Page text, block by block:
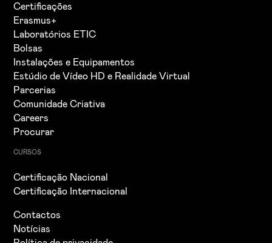
Certificações
Erasmus+
Laboratórios ETIC
Bolsas
Instalações e Equipamentos
Estúdio de Vídeo HD e Realidade Virtual
Parcerias
Comunidade Criativa
Careers
Procurar
CURSOS
Certificação Nacional
Certificação Internacional
Contactos
Notícias